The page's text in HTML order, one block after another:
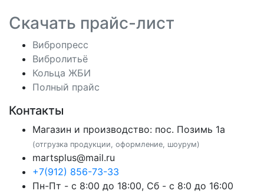
Скачать прайс-лист
Вибропресс
Вибролитьё
Кольца ЖБИ
Полный прайс
Контакты
Магазин и производство: пос. Позимь 1а
(отгрузка продукции, оформление, шоурум)
martsplus@mail.ru
+7(912) 856-73-33
Пн-Пт - с 8:00 до 18:00, Сб - с 8:0 до 16:00